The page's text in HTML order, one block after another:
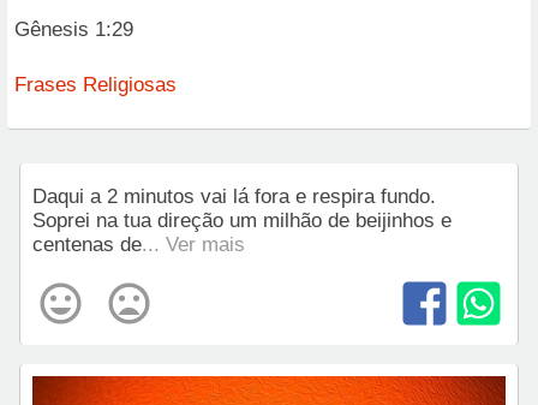
Gênesis 1:29
Frases Religiosas
Daqui a 2 minutos vai lá fora e respira fundo.
Soprei na tua direção um milhão de beijinhos e
centenas de... Ver mais